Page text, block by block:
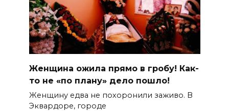
Женщина ожила прямо в гробу! Как-
то не «по плану» дело пошло!
Женщину едва не похоронили заживо. В
Эквардоре, городе